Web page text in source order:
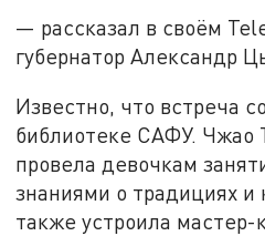
— рассказал в своём
губернатор Александр
Известно, что встреча
библиотеке САФУ. Чжао
провела девочкам
знаниями о традициях и
также устроила мастер-